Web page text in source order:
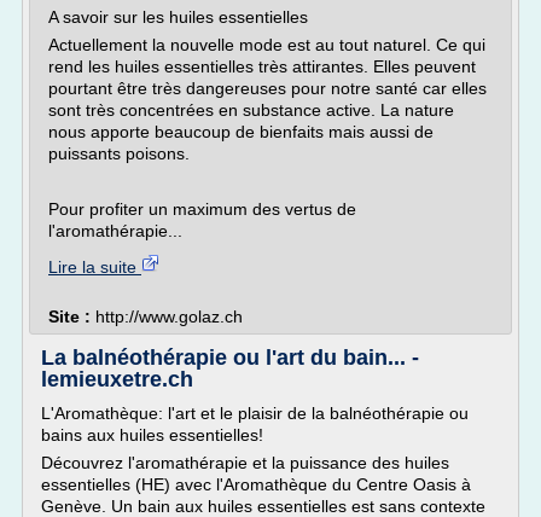
A savoir sur les huiles essentielles
Actuellement la nouvelle mode est au tout naturel. Ce qui
rend les huiles essentielles très attirantes. Elles peuvent
pourtant être très dangereuses pour notre santé car elles
sont très concentrées en substance active. La nature
nous apporte beaucoup de bienfaits mais aussi de
puissants poisons.
Pour profiter un maximum des vertus de
l'aromathérapie...
Lire la suite
Site : http://www.golaz.ch
La balnéothérapie ou l'art du bain... -
lemieuxetre.ch
L'Aromathèque: l'art et le plaisir de la balnéothérapie ou
bains aux huiles essentielles!
Découvrez l'aromathérapie et la puissance des huiles
essentielles (HE) avec l'Aromathèque du Centre Oasis à
Genève. Un bain aux huiles essentielles est sans contexte